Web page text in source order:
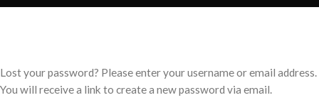
Lost your password? Please enter your username or email address.
You will receive a link to create a new password via email.